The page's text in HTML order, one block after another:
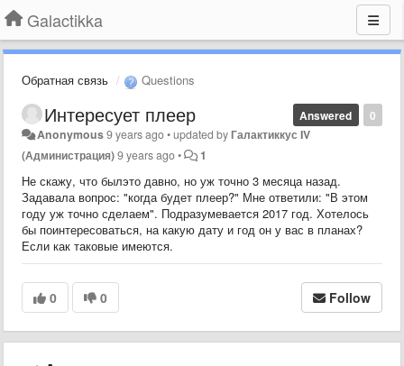
Galactikka
Обратная связь Questions
0
Answered
Интересует плеер
Anonymous9 years ago•updated byГалактиккус IV
(Администрация)9 years ago• 1
Не скажу, что былэто давно, но уж точно 3 месяца назад.
Задавала вопрос: "когда будет плеер?" Мне ответили: "В этом
году уж точно сделаем". Подразумевается 2017 год. Хотелось
бы поинтересоваться, на какую дату и год он у вас в планах?
Если как таковые имеются.
0 0 Follow